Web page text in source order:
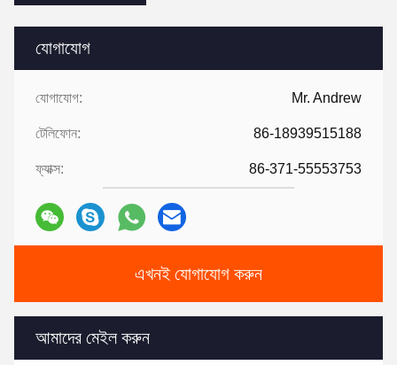
যোগাযোগ
যোগাযোগ: Mr. Andrew
টেলিফোন: 86-18939515188
ফ্যাক্স: 86-371-55553753
এখনই যোগাযোগ করুন
আমাদের মেইল ​​করুন